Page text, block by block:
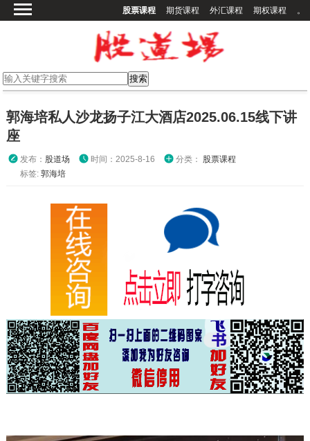
股票课程 期货课程 外汇课程 期权课程 。
期货课程
外汇课程
其他课程
郭海培私人沙龙扬子江大酒店2025.06.15线下讲
座
发布： 股道场 时间：2025-8-16 分类： 股票课程
标签: 郭海培